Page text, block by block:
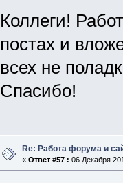
Коллеги!
постах и
всех не
Спасибо!
Re: Работа форума и
« Ответ #57 : 06 Декабря